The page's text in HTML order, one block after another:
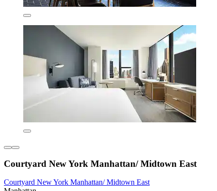
Courtyard New York Manhattan/ Midtown East
Courtyard New York Manhattan/ Midtown East